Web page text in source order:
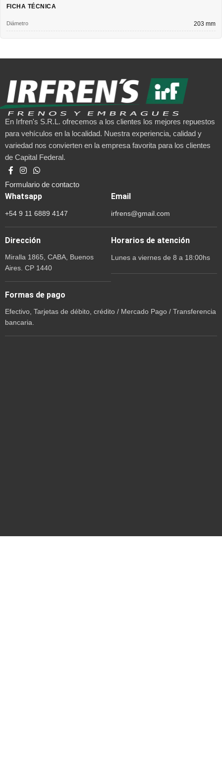
FICHA TÉCNICA
Diámetro 203 mm
En Irfren's S.R.L. ofrecemos a los clientes los mejores repuestos
para vehículos en la localidad. Nuestra experiencia, calidad y
variedad nos convierten en la empresa favorita para los clientes
de Capital Federal.
Formulario de contacto
Whatsapp
+54 9 11 6889 4147
Email
irfrens@gmail.com
Dirección
Miralla 1865, CABA, Buenos
Aires. CP 1440
Horarios de atención
Lunes a viernes de 8 a 18:00hs
Formas de pago
Efectivo, Tarjetas de débito, crédito / Mercado Pago / Transferencia
bancaria.